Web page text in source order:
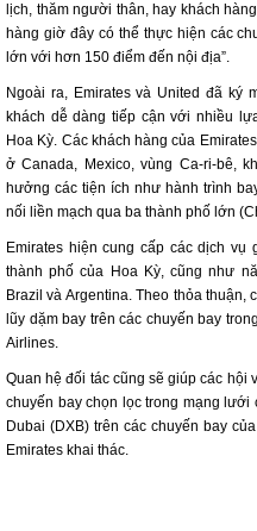
lịch, thăm người thân, hay khách
hàng giờ đây có thể thực hiện các
lớn với hơn 150 điểm đến nội địa”.
Ngoài ra, Emirates và United đã ký
khách dễ dàng tiếp cận với nhiều
Hoa Kỳ. Các khách hàng của
ở Canada, Mexico, vùng Ca-ri-bê,
hưởng các tiện ích như hành trình
nối liền mạch qua ba thành phố lớn
Emirates hiện cung cấp các dịch
thành phố của Hoa Kỳ, cũng như
Brazil và Argentina. Theo thỏa thuận,
lũy dặm bay trên các chuyến bay
Airlines.
Quan hệ đối tác cũng sẽ giúp các hội
chuyến bay chọn lọc trong mạng lưới
Dubai (DXB) trên các chuyến bay
Emirates khai thác.